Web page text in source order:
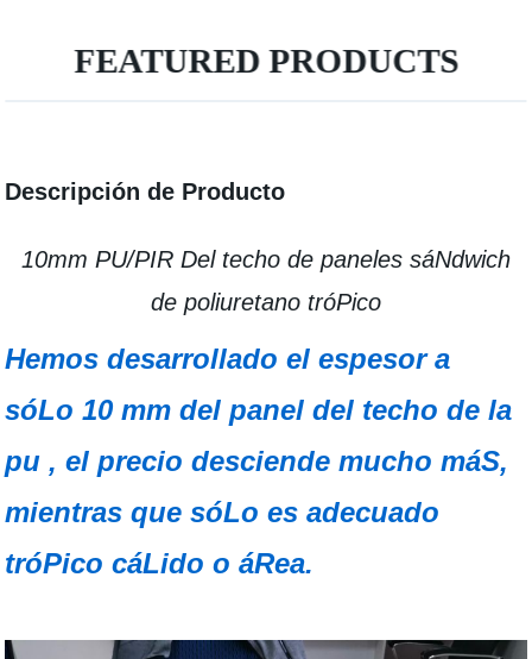
FEATURED PRODUCTS
Descripción de Producto
10mm PU/PIR Del techo de paneles sáNdwich
de poliuretano tróPico
Hemos desarrollado el espesor a
sóLo 10 mm del panel del techo de la
pu , el precio desciende mucho máS,
mientras que sóLo es adecuado
tróPico cáLido o áRea.